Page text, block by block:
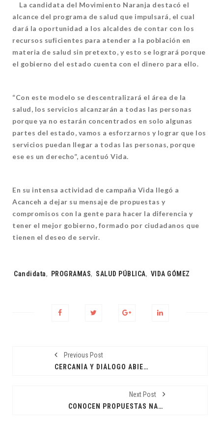
La candidata del Movimiento Naranja destacó el
alcance del programa de salud que impulsará, el cual
dará la oportunidad a los alcaldes de contar con los
recursos suficientes para atender a la población en
materia de salud sin pretexto, y esto se logrará porque
el gobierno del estado cuenta con el dinero para ello.
“Con este modelo se descentralizará el área de la
salud, los servicios alcanzarán a todas las personas
porque ya no estarán concentrados en solo algunas
partes del estado, vamos a esforzarnos y lograr que los
servicios puedan llegar a todas las personas, porque
ese es un derecho”, acentuó Vida.
En su intensa actividad de campaña Vida llegó a
Acanceh a dejar su mensaje de propuestas y
compromisos con la gente para hacer la diferencia y
tener el mejor gobierno, formado por ciudadanos que
tienen el deseo de servir.
Tags:
Candidata, PROGRAMAS, SALUD PÚBLICA, VIDA GÓMEZ
Previous Post
CERCANÍA Y DIÁLOGO ABIERTO
Next Post
CONOCEN PROPUESTAS NARANJA